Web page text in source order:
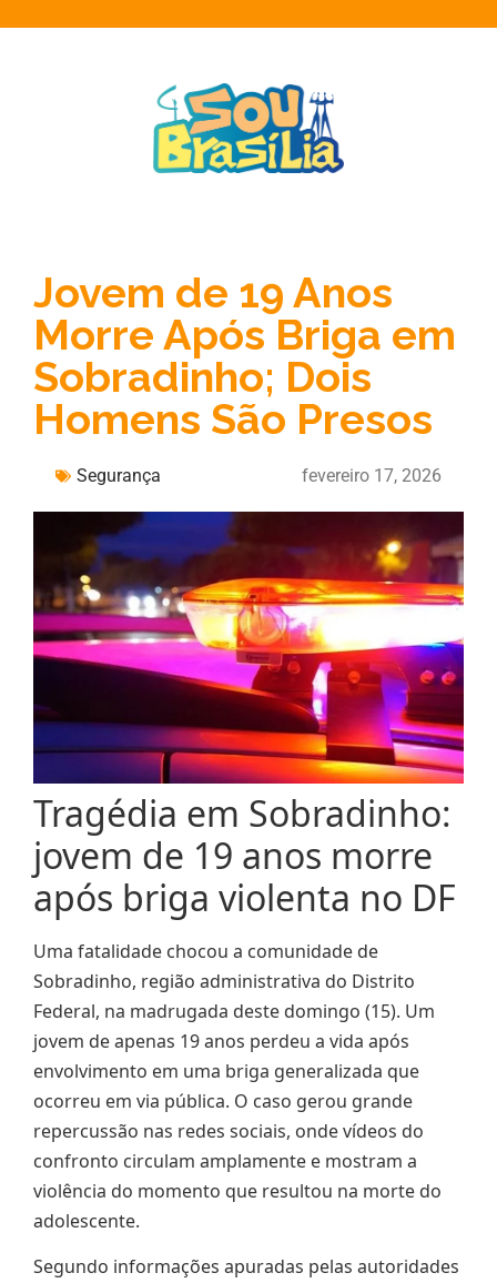
Jovem de 19 Anos
Morre Após Briga em
Sobradinho; Dois
Homens São Presos
Segurança fevereiro 17, 2026
Tragédia em Sobradinho:
jovem de 19 anos morre
após briga violenta no DF
Uma fatalidade chocou a comunidade de
Sobradinho, região administrativa do Distrito
Federal, na madrugada deste domingo (15). Um
jovem de apenas 19 anos perdeu a vida após
envolvimento em uma briga generalizada que
ocorreu em via pública. O caso gerou grande
repercussão nas redes sociais, onde vídeos do
confronto circulam amplamente e mostram a
violência do momento que resultou na morte do
adolescente.
Segundo informações apuradas pelas autoridades